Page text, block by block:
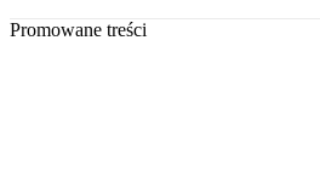
Promowane treści